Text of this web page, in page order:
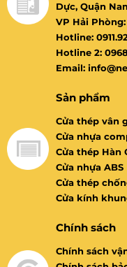
Dực, Quận
VP Hải
Hotline:
Hotline 2:
Email:
Sản phẩm
Cửa thép vân
Cửa nhựa
Cửa thép Hàn
Cửa nhựa ABS
Cửa thép
Cửa kính
Chính sách
Chính sách